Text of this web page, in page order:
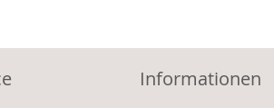
Informationen